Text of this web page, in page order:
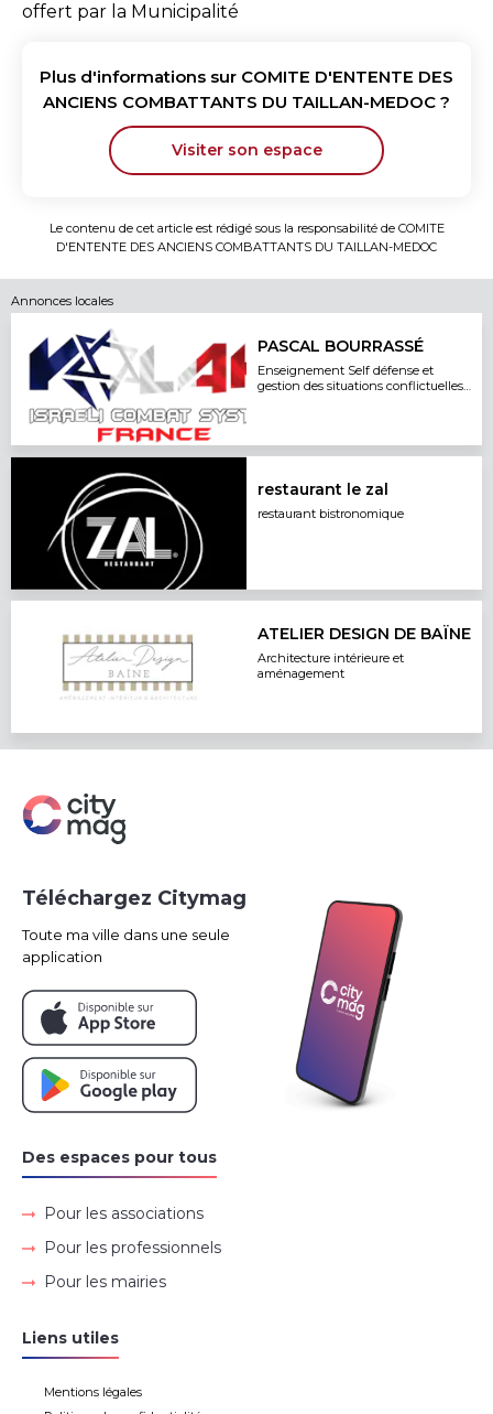
offert par la Municipalité
Plus d'informations sur COMITE D'ENTENTE DES
ANCIENS COMBATTANTS DU TAILLAN-MEDOC ?
Visiter son espace
Le contenu de cet article est rédigé sous la responsabilité de COMITE
D'ENTENTE DES ANCIENS COMBATTANTS DU TAILLAN-MEDOC
Annonces locales
PASCAL BOURRASSÉ
Enseignement Self défense et
gestion des situations conflictuelles
restaurant le zal
restaurant bistronomique
ATELIER DESIGN DE BAÏNE
Architecture intérieure et
aménagement
Des espaces pour tous
Pour les associations
Pour les professionnels
Pour les mairies
Liens utiles
Mentions légales
Téléchargez Citymag
Toute ma ville dans une seule
application